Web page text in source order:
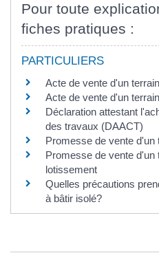
Pour toute
fiches pratiques :
PARTICULIERS
Acte de vente d'un
Acte de vente d'un
Déclaration attestant
des travaux (DAACT)
Promesse de vente d'un
Promesse de vente d'un
lotissement
Quelles précautions
à bâtir isolé?